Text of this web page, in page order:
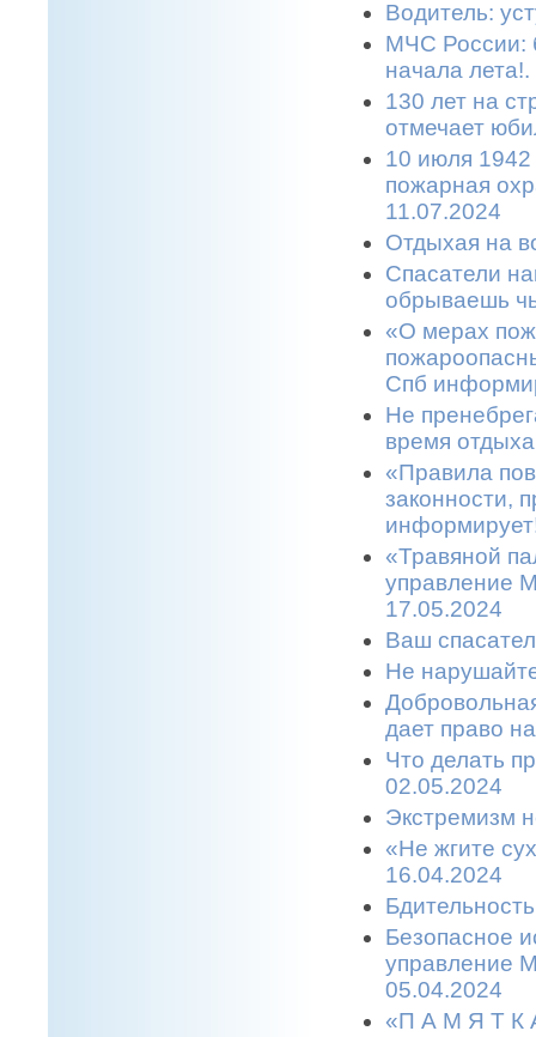
Водитель:
МЧС России:
начала
130 лет на
отмечает
10 июля
пожарная
11.07.2024
Отдыхая на
Спасатели
обрываешь
«О мерах
Спб
Не
время
«Правила
законности,
«Травяной
управление
17.05.2024
Ваш
Не
дает право
Что делать
02.05.2024
Экстремизм
«Не жгите
16.04.2024
Безопасное
управление
05.04.2024
«П А М Я Т